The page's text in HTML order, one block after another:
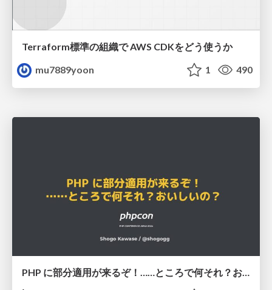
Terraform標準の組織で AWS CDKをどう使うか
mu7889yoon
1 490
PHP に部分適用が来るぞ！……ところで何それ？おいしいの？ #phpcon / phpcon-2026